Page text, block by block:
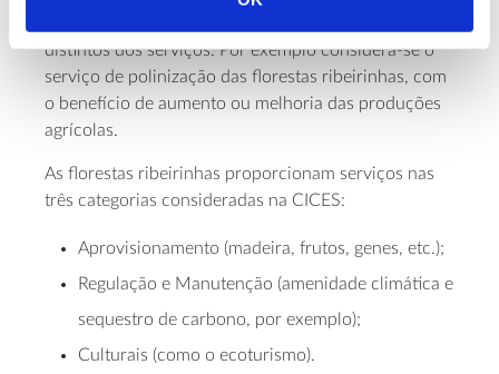
distintos dos serviços. Por exemplo considera-se o
serviço de polinização das florestas ribeirinhas, com
o benefício de aumento ou melhoria das produções
agrícolas.
As florestas ribeirinhas proporcionam serviços nas
três categorias consideradas na CICES:
Aprovisionamento (madeira, frutos, genes, etc.);
Regulação e Manutenção (amenidade climática e
sequestro de carbono, por exemplo);
Culturais (como o ecoturismo).